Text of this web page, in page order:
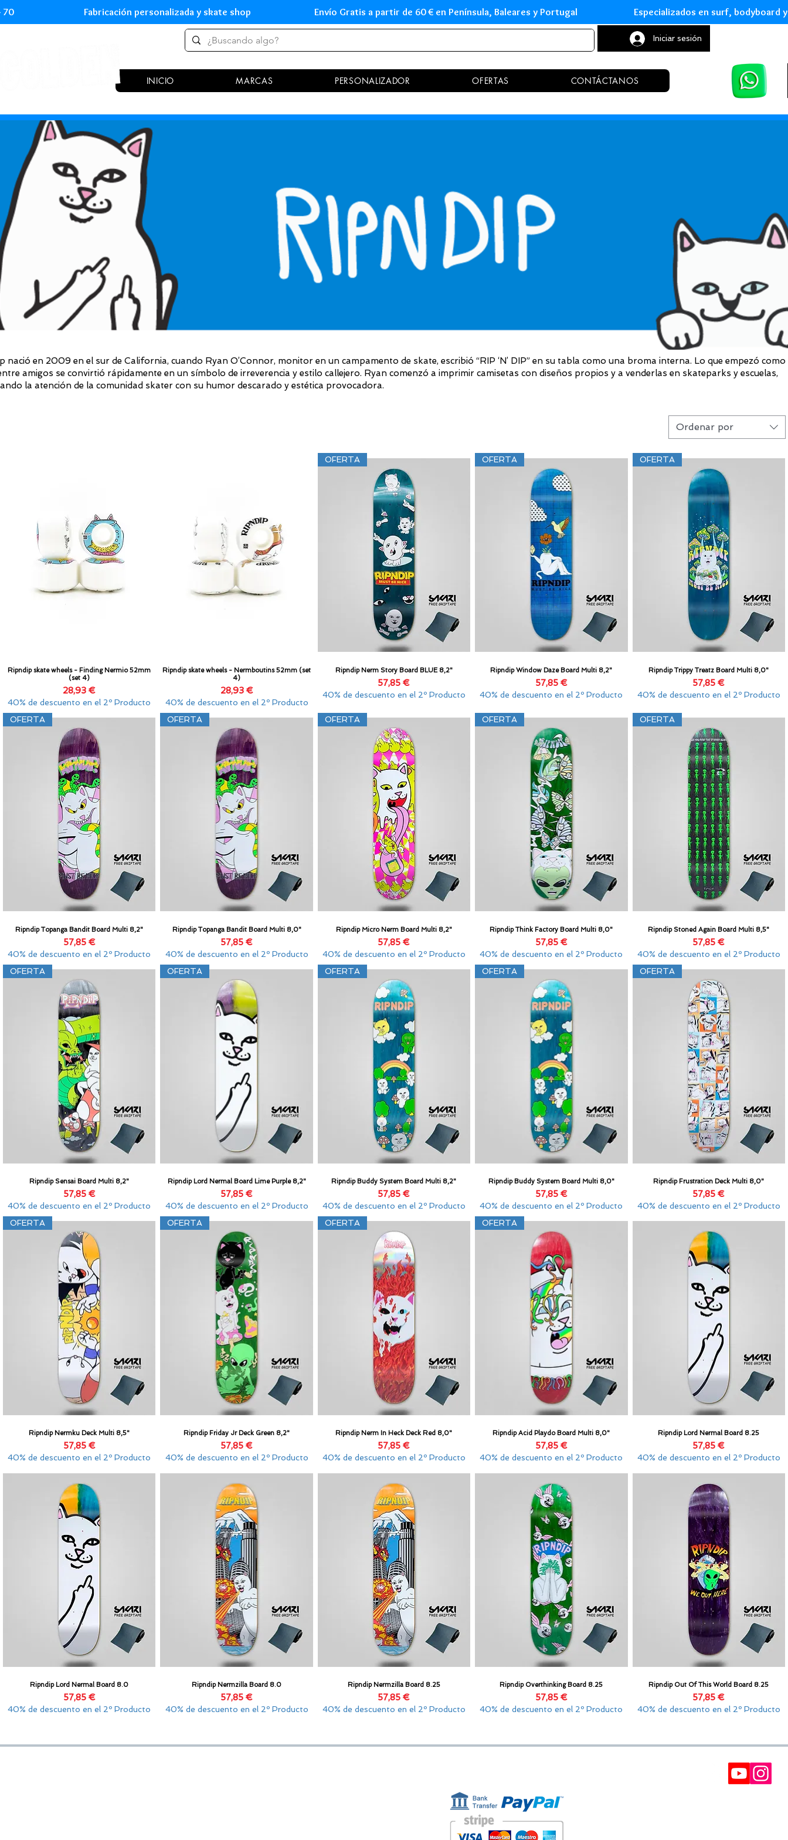
54 70 Fabricación personalizada y skate shop Envío Gratis a partir de 60 € en Península, Baleares y Portugal Especializados en surf,
Iniciar sesión
INICIO MARCAS PERSONALIZADOR OFERTAS CONTÁCTANOS
nació en 2009 en el sur de California, cuando Ryan O’Connor, monitor en un campamento de skate, escribió “RIP ‘N’ DIP” en su tabla como una broma interna. Lo que empezó como
amigos se convirtió rápidamente en un símbolo de irreverencia y estilo callejero. Ryan comenzó a imprimir camisetas con diseños propios y a venderlas en skateparks y escuelas,
la atención de la comunidad skater con su humor descarado y estética provocadora.
Ordenar por
Vista rápida
Ripndip skate wheels - Finding Nermio 52mm
(set 4)
Precio
28,93 €
40% de descuento en el 2º Producto
Vista rápida
Ripndip skate wheels - Nermboutins 52mm (set
4)
Precio
28,93 €
40% de descuento en el 2º Producto
Vista rápida
OFERTA
Ripndip Nerm Story Board BLUE 8,2"
Precio
57,85 €
40% de descuento en el 2º Producto
Vista rápida
OFERTA
Ripndip Window Daze Board Multi 8,2"
Precio
57,85 €
40% de descuento en el 2º Producto
Vista rápida
OFERTA
Ripndip Trippy Treatz Board Multi 8,0"
Precio
57,85 €
40% de descuento en el 2º Producto
Vista rápida
OFERTA
Ripndip Topanga Bandit Board Multi 8,2"
Precio
57,85 €
40% de descuento en el 2º Producto
Vista rápida
OFERTA
Ripndip Topanga Bandit Board Multi 8,0"
Precio
57,85 €
40% de descuento en el 2º Producto
Vista rápida
OFERTA
Ripndip Micro Nerm Board Multi 8,2"
Precio
57,85 €
40% de descuento en el 2º Producto
Vista rápida
OFERTA
Ripndip Think Factory Board Multi 8,0"
Precio
57,85 €
40% de descuento en el 2º Producto
Vista rápida
OFERTA
Ripndip Stoned Again Board Multi 8,5"
Precio
57,85 €
40% de descuento en el 2º Producto
Vista rápida
OFERTA
Ripndip Sensai Board Multi 8,2"
Precio
57,85 €
40% de descuento en el 2º Producto
Vista rápida
OFERTA
Ripndip Lord Nermal Board Lime Purple 8,2"
Precio
57,85 €
40% de descuento en el 2º Producto
Vista rápida
OFERTA
Ripndip Buddy System Board Multi 8,2"
Precio
57,85 €
40% de descuento en el 2º Producto
Vista rápida
OFERTA
Ripndip Buddy System Board Multi 8,0"
Precio
57,85 €
40% de descuento en el 2º Producto
Vista rápida
OFERTA
Ripndip Frustration Deck Multi 8,0"
Precio
57,85 €
40% de descuento en el 2º Producto
Vista rápida
OFERTA
Ripndip Nermku Deck Multi 8,5"
Precio
57,85 €
40% de descuento en el 2º Producto
Vista rápida
OFERTA
Ripndip Friday Jr Deck Green 8,2"
Precio
57,85 €
40% de descuento en el 2º Producto
Vista rápida
OFERTA
Ripndip Nerm In Heck Deck Red 8,0"
Precio
57,85 €
40% de descuento en el 2º Producto
Vista rápida
OFERTA
Ripndip Acid Playdo Board Multi 8,0"
Precio
57,85 €
40% de descuento en el 2º Producto
Vista rápida
Ripndip Lord Nermal Board 8.25
Precio
57,85 €
40% de descuento en el 2º Producto
Vista rápida
Ripndip Lord Nermal Board 8.0
Precio
57,85 €
40% de descuento en el 2º Producto
Vista rápida
Ripndip Nermzilla Board 8.0
Precio
57,85 €
40% de descuento en el 2º Producto
Vista rápida
Ripndip Nermzilla Board 8.25
Precio
57,85 €
40% de descuento en el 2º Producto
Vista rápida
Ripndip Overthinking Board 8.25
Precio
57,85 €
40% de descuento en el 2º Producto
Vista rápida
Ripndip Out Of This World Board 8.25
Precio
57,85 €
40% de descuento en el 2º Producto